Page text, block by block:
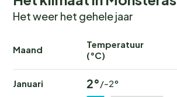
Het weer het gehele jaar
Maand
Temperatuur
(°C)
Januari 2°/-2°